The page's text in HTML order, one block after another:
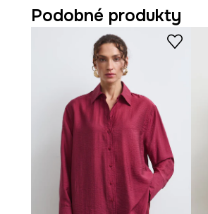
Podobné produkty